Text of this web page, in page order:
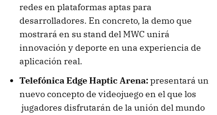
redes en plataformas aptas para
desarrolladores. En concreto, la demo que
mostrará en su stand del MWC unirá
innovación y deporte en una experiencia de
aplicación real.
Telefónica Edge Haptic Arena:presentará un
nuevo concepto de videojuego en el que los
jugadores disfrutarán de la unión del mundo